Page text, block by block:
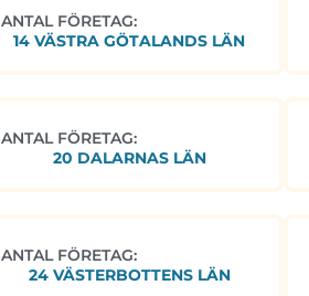
ANTAL FÖRETAG:
14 VÄSTRA GÖTALANDS LÄN
ANTAL FÖRETAG:
20 DALARNAS LÄN
ANTAL FÖRETAG:
24 VÄSTERBOTTENS LÄN